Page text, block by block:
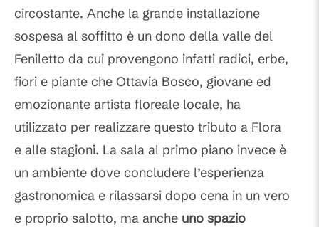
circostante. Anche la grande installazione
sospesa al soffitto è un dono della valle del
Feniletto da cui provengono infatti radici, erbe,
fiori e piante che Ottavia Bosco, giovane ed
emozionante artista floreale locale, ha
utilizzato per realizzare questo tributo a Flora
e alle stagioni. La sala al primo piano invece è
un ambiente dove concludere l’esperienza
gastronomica e rilassarsi dopo cena in un vero
e proprio salotto, ma anche uno spazio